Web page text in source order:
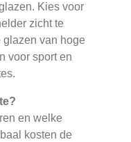
Kies voor
zicht te
glazen van hoge
voor sport en
en welke
kosten de